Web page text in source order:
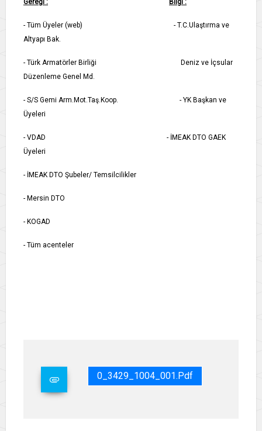
Gereği : Bilgi :
- Tüm Üyeler (web) - T.C.Ulaştırma ve
Altyapı Bak.
- Türk Armatörler Birliği Deniz ve İçsular
Düzenleme Genel Md.
- S/S Gemi Arm.Mot.Taş.Koop. - YK Başkan ve
Üyeleri
- VDAD - İMEAK DTO GAEK
Üyeleri
- İMEAK DTO Şubeler/ Temsilcilikler
- Mersin DTO
- KOGAD
- Tüm acenteler
0_3429_1004_001.pdf